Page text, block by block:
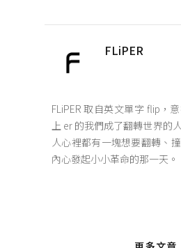
FLiPER
FLiPER 取自英文單字 flip，
上 er 的我們成了翻轉世界的
人心裡都有一塊想要翻轉、
內心發起小小革命的那一天。